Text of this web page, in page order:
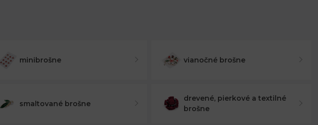
minibrošne vianočné brošne
smaltované brošne
drevené, pierkové a textilné
brošne